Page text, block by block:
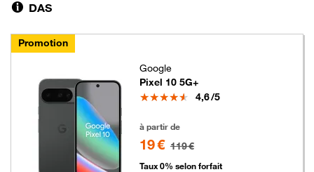
DAS
Promotion
Google
Pixel 10 5G+
Note
4,6/5
à partir de
19 € 119 €
Taux 0% selon forfait